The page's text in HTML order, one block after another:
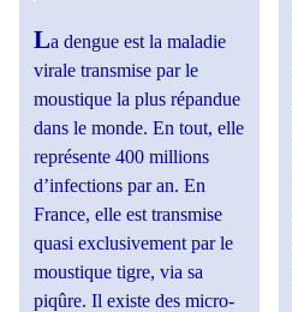
La dengue est la maladie
virale transmise par le
moustique la plus répandue
dans le monde. En tout, elle
représente 400 millions
d’infections par an. En
France, elle est transmise
quasi exclusivement par le
moustique tigre, via sa
piqûre. Il existe des micro-